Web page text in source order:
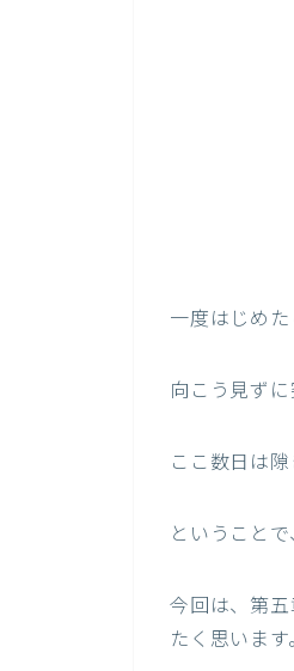
一度はじめ
向こう見ず
ここ数日は
ということで
今回は、第
たく思います。